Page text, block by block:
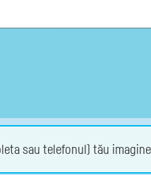
sau telefonul) tău